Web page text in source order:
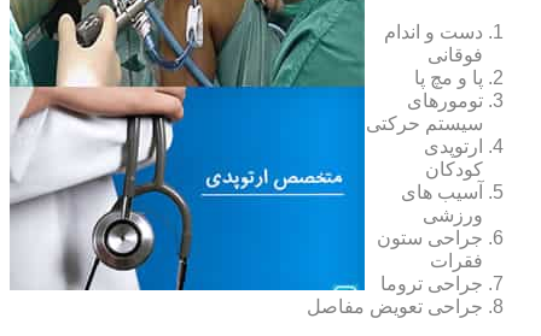
دست و اندام
فوقانی
پا و مچ پا
تومورهای
سیستم حرکتی
ارتوپدی
کودکان
آسیب های
ورزشی
جراحی ستون
فقرات
جراحی تروما
جراحی تعویض مفاصل